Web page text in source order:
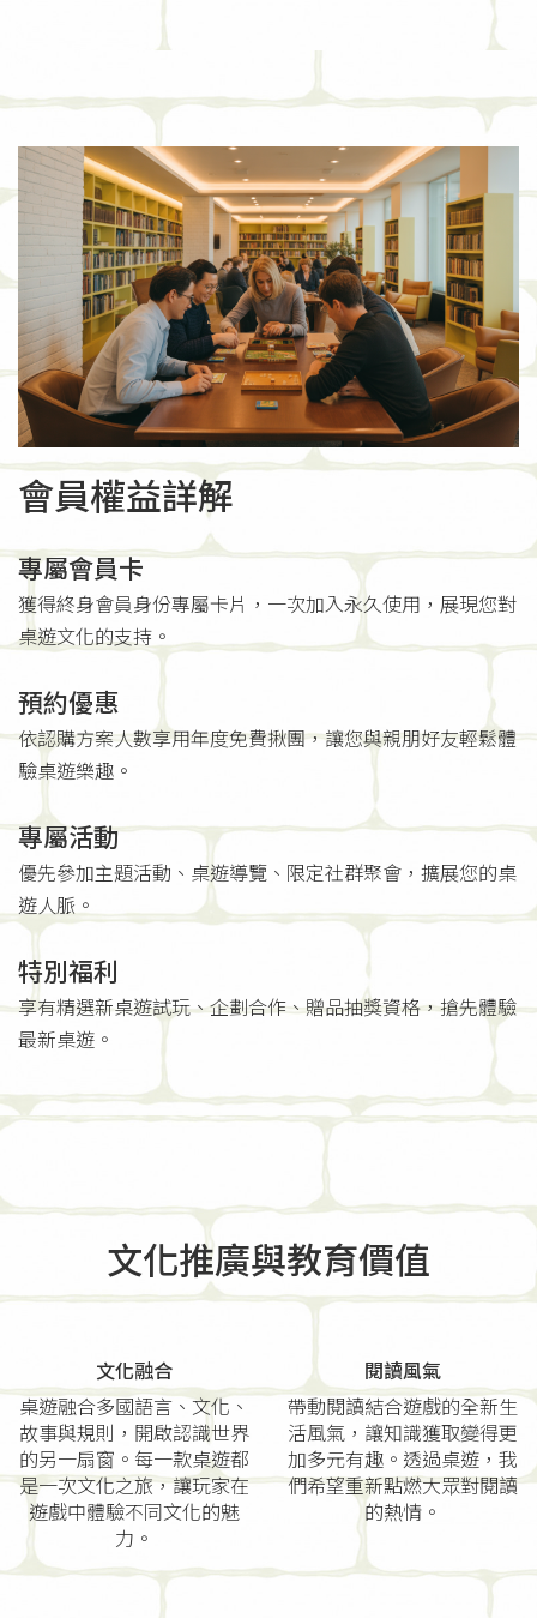
會員權益詳解
專屬會員卡
獲得終身會員身份專屬卡片，一次加入永久使用，展現您對
桌遊文化的支持。
預約優惠
依認購方案人數享用年度免費揪團，讓您與親朋好友輕鬆體
驗桌遊樂趣。
專屬活動
優先參加主題活動、桌遊導覽、限定社群聚會，擴展您的桌
遊人脈。
特別福利
享有精選新桌遊試玩、企劃合作、贈品抽獎資格，搶先體驗
最新桌遊。
文化推廣與教育價值
文化融合
桌遊融合多國語言、文化、
故事與規則，開啟認識世界
的另一扇窗。每一款桌遊都
是一次文化之旅，讓玩家在
遊戲中體驗不同文化的魅
力。
閱讀風氣
帶動閱讀結合遊戲的全新生
活風氣，讓知識獲取變得更
加多元有趣。透過桌遊，我
們希望重新點燃大眾對閱讀
的熱情。